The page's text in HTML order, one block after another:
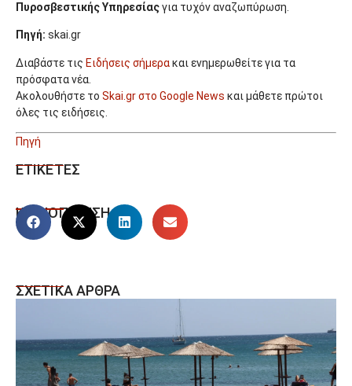
Πυροσβεστικής Υπηρεσίαςγια τυχόν αναζωπύρωση.
Πηγή: skai.gr
Διαβάστε τις Ειδήσεις σήμερακαι ενημερωθείτε για τα
πρόσφατα νέα.
Ακολουθήστε το Skai.gr στο Google News και μάθετε πρώτοι
όλες τις ειδήσεις.
Πηγή
ΕΤΙΚΕΤΕΣ
ΚΟΙΝΟΠΟΙΗΣΗ
ΣΧΕΤΙΚΑ ΑΡΘΡΑ